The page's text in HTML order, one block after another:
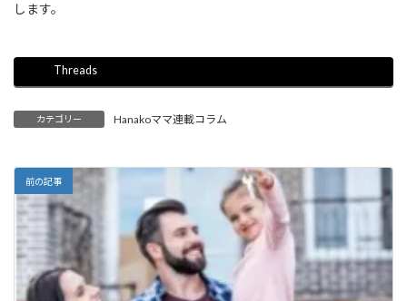
します。
Threads
カテゴリー Hanakoママ連載コラム
前の記事